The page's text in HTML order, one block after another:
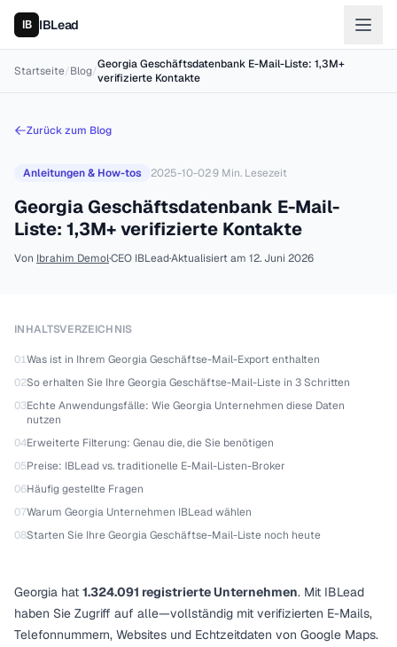
IBLead
Startseite/Blog/Georgia Geschäftsdatenbank E-Mail-Liste: 1,3M+
verifizierte Kontakte
Zurück zum Blog
Anleitungen & How-tos 2025-10-02·9 Min. Lesezeit
Georgia Geschäftsdatenbank E-Mail-
Liste: 1,3M+ verifizierte Kontakte
Von Ibrahim Demol·CEO IBLead·Aktualisiert am 12. Juni 2026
INHALTSVERZEICHNIS
01Was ist in Ihrem Georgia Geschäftse-Mail-Export enthalten
02So erhalten Sie Ihre Georgia Geschäftse-Mail-Liste in 3 Schritten
03Echte Anwendungsfälle: Wie Georgia Unternehmen diese Daten
nutzen
04Erweiterte Filterung: Genau die, die Sie benötigen
05Preise: IBLead vs. traditionelle E-Mail-Listen-Broker
06Häufig gestellte Fragen
07Warum Georgia Unternehmen IBLead wählen
08Starten Sie Ihre Georgia Geschäftse-Mail-Liste noch heute
Georgia hat 1.324.091 registrierte Unternehmen. Mit IBLead
haben Sie Zugriff auf alle—vollständig mit verifizierten E-Mails,
Telefonnummern, Websites und Echtzeitdaten von Google Maps.